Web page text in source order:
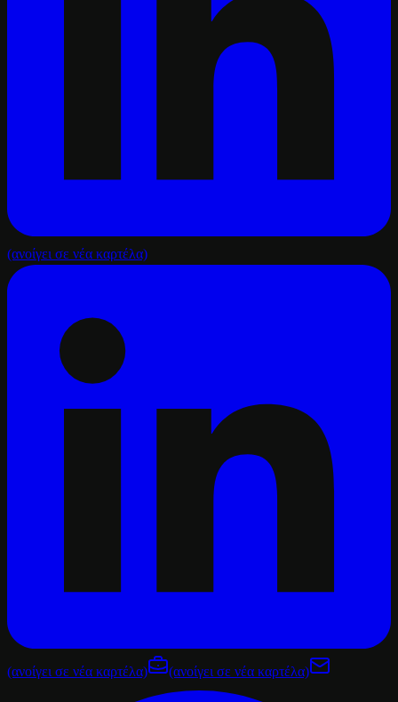
(ανοίγει σε νέα καρτέλα)
(ανοίγει σε νέα καρτέλα) (ανοίγει σε νέα καρτέλα)